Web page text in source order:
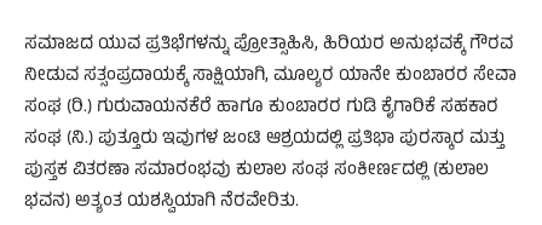
ಸಮಾಜದ ಯುವ ಪ್ರತಿಭೆಗಳನ್ನು ಪ್ರೋತ್ಸಾಹಿಸಿ, ಹಿರಿಯರ ಅನುಭವಕ್ಕೆ ಗೌರವ
ನೀಡುವ ಸತ್ಸಂಪ್ರದಾಯಕ್ಕೆ ಸಾಕ್ಷಿಯಾಗಿ, ಮೂಲ್ಯರ ಯಾನೇ ಕುಂಬಾರರ ಸೇವಾ
ಸಂಘ (ರಿ.) ಗುರುವಾಯನಕೆರೆ ಹಾಗೂ ಕುಂಬಾರರ ಗುಡಿ ಕೈಗಾರಿಕೆ ಸಹಕಾರ
ಸಂಘ (ನಿ.) ಪುತ್ತೂರು ಇವುಗಳ ಜಂಟಿ ಆಶ್ರಯದಲ್ಲಿ ಪ್ರತಿಭಾ ಪುರಸ್ಕಾರ ಮತ್ತು
ಪುಸ್ತಕ ವಿತರಣಾ ಸಮಾರಂಭವು ಕುಲಾಲ ಸಂಘ ಸಂಕೀರ್ಣದಲ್ಲಿ (ಕುಲಾಲ
ಭವನ) ಅತ್ಯಂತ ಯಶಸ್ವಿಯಾಗಿ ನೆರವೇರಿತು.